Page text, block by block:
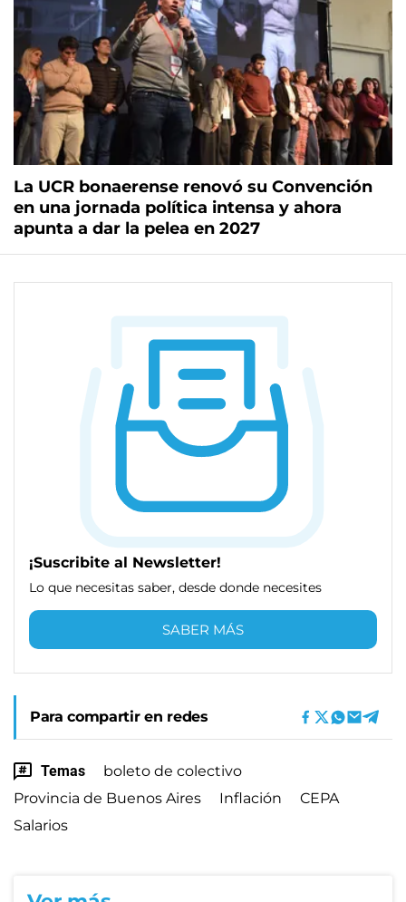
La UCR bonaerense renovó su Convención
en una jornada política intensa y ahora
apunta a dar la pelea en 2027
¡Suscribite al Newsletter!
Lo que necesitas saber, desde donde necesites
SABER MÁS
Para compartir en redes
Temas
boleto de colectivo
Provincia de Buenos Aires
Inflación
CEPA
Salarios